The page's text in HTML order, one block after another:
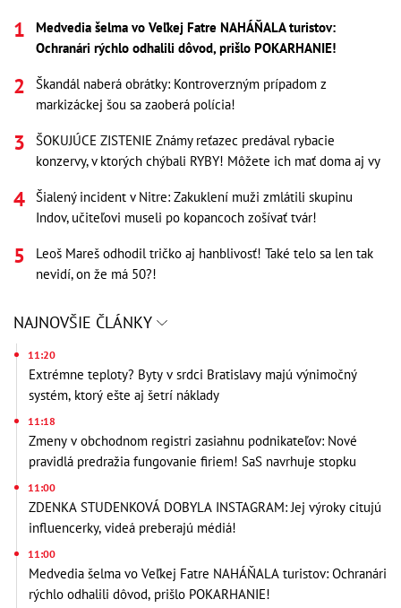
Medvedia šelma vo Veľkej Fatre NAHÁŇALA turistov:
Ochranári rýchlo odhalili dôvod, prišlo POKARHANIE!
Škandál naberá obrátky: Kontroverzným prípadom z
markizáckej šou sa zaoberá polícia!
ŠOKUJÚCE ZISTENIE Známy reťazec predával rybacie
konzervy, v ktorých chýbali RYBY! Môžete ich mať doma aj vy
Šialený incident v Nitre: Zakuklení muži zmlátili skupinu
Indov, učiteľovi museli po kopancoch zošívať tvár!
Leoš Mareš odhodil tričko aj hanblivosť! Také telo sa len tak
nevidí, on že má 50?!
NAJNOVŠIE ČLÁNKY
11:20
Extrémne teploty? Byty v srdci Bratislavy majú výnimočný
systém, ktorý ešte aj šetrí náklady
11:18
Zmeny v obchodnom registri zasiahnu podnikateľov: Nové
pravidlá predražia fungovanie firiem! SaS navrhuje stopku
11:00
ZDENKA STUDENKOVÁ DOBYLA INSTAGRAM: Jej výroky citujú
influencerky, videá preberajú médiá!
11:00
Medvedia šelma vo Veľkej Fatre NAHÁŇALA turistov: Ochranári
rýchlo odhalili dôvod, prišlo POKARHANIE!